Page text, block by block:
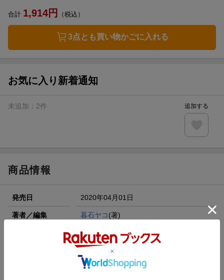
合計 1,914円 （税込）
3点とも買い物かごに入れる
お気に入り新着通知
未追加： 2件 追加する
商品情報
発売日 2020年04月01日
著者／編集 暮石ヤコ(著)
ソマリと森の神様
ソマリと森の神様
ゼノンコミックス